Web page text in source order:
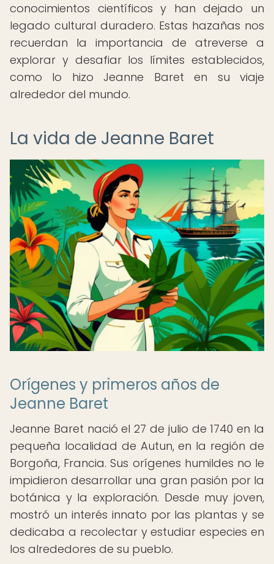
conocimientos científicos y han dejado un
legado cultural duradero. Estas hazañas nos
recuerdan la importancia de atreverse a
explorar y desafiar los límites establecidos,
como lo hizo Jeanne Baret en su viaje
alrededor del mundo.
La vida de Jeanne Baret
Orígenes y primeros años de
Jeanne Baret
Jeanne Baret nació el 27 de julio de 1740 en la
pequeña localidad de Autun, en la región de
Borgoña, Francia. Sus orígenes humildes no le
impidieron desarrollar una gran pasión por la
botánica y la exploración. Desde muy joven,
mostró un interés innato por las plantas y se
dedicaba a recolectar y estudiar especies en
los alrededores de su pueblo.